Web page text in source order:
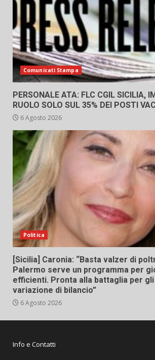
Comunicati Stampa
PERSONALE ATA: FLC CGIL SICILIA,
RUOLO SOLO SUL 35% DEI POSTI
6 Agosto 2026
Politica
[Sicilia] Caronia: “Basta valzer di
Palermo serve un programma per
efficienti. Pronta alla battaglia per gli
variazione di bilancio”
6 Agosto 2026
Info e Contatti